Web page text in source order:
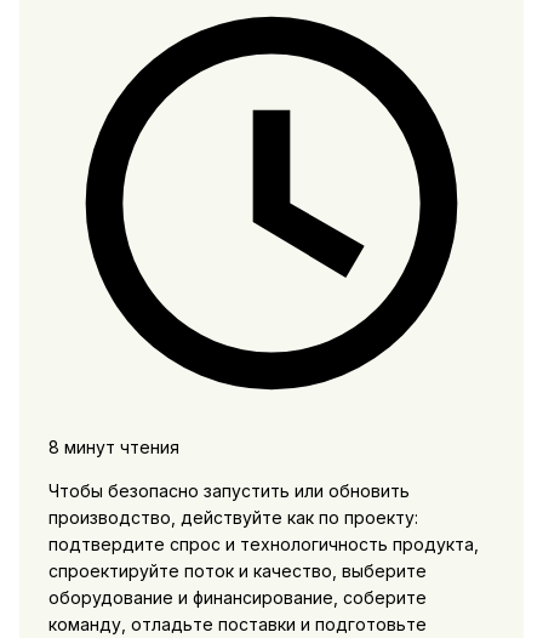
8 минут чтения
Чтобы безопасно запустить или обновить
производство, действуйте как по проекту:
подтвердите спрос и технологичность продукта,
спроектируйте поток и качество, выберите
оборудование и финансирование, соберите
команду, отладьте поставки и подготовьте